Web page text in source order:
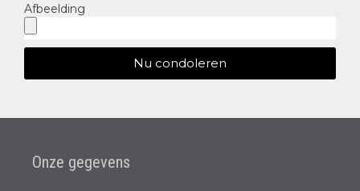
Afbeelding
Nu condoleren
Onze gegevens